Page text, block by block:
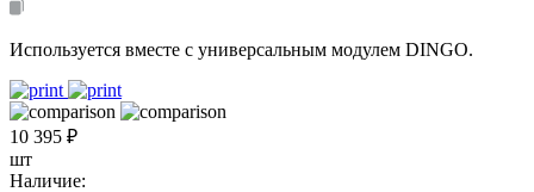
Используется вместе с универсальным модулем DINGO.
10 395 ₽
шт
Наличие: